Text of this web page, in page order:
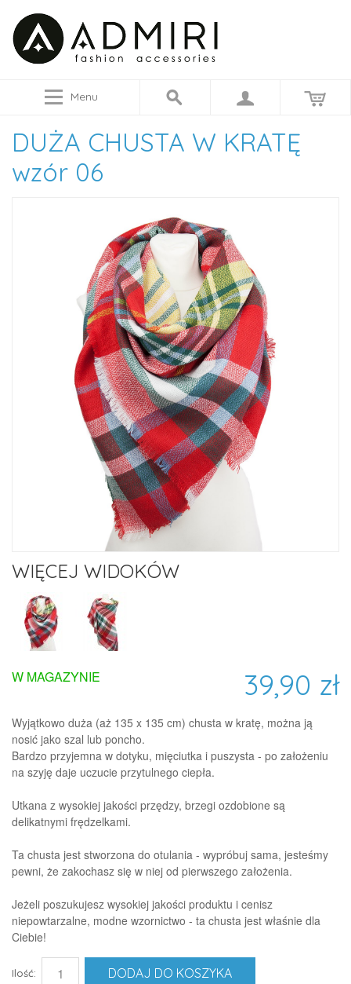
Menu
DUŻA CHUSTA W KRATĘ
wzór 06
WIĘCEJ WIDOKÓW
39,90 zł
W MAGAZYNIE
Wyjątkowo duża (aż 135 x 135 cm) chusta w kratę, można ją
nosić jako szal lub poncho.
Bardzo przyjemna w dotyku, mięciutka i puszysta - po założeniu
na szyję daje uczucie przytulnego ciepła.
Utkana z wysokiej jakości przędzy, brzegi ozdobione są
delikatnymi frędzelkami.
Ta chusta jest stworzona do otulania - wypróbuj sama, jesteśmy
pewni, że zakochasz się w niej od pierwszego założenia.
Jeżeli poszukujesz wysokiej jakości produktu i cenisz
niepowtarzalne, modne wzornictwo - ta chusta jest właśnie dla
Ciebie!
Ilość: DODAJ DO KOSZYKA